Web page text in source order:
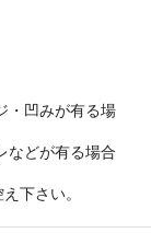
・凹みが有る場
などが有る場合
下さい。